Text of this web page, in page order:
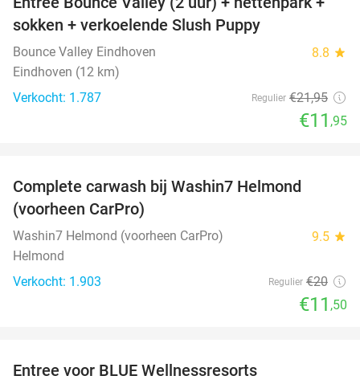
46%
sokken + verkoelende Slush Puppy
Bounce Valley Eindhoven 8.8 star
Eindhoven (12 km)
Verkocht: 1.787
Regulier €21,95
€11 ,95
Complete carwash bij Washin7 Helmond
(voorheen CarPro)
Washin7 Helmond (voorheen CarPro) 9.5 star
Helmond
Verkocht: 1.903
Regulier €20
€11 ,50
Entree voor BLUE Wellnessresorts